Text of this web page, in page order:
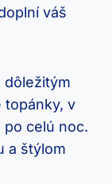
váš
dôležitým
topánky, v
celú noc.
a štýlom